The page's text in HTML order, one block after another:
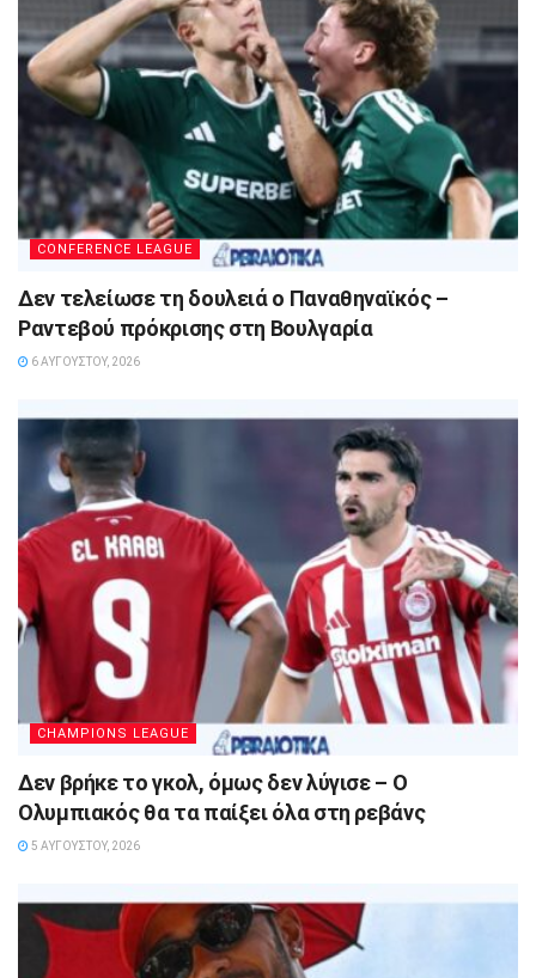
CONFERENCE LEAGUE
Δεν τελείωσε τη δουλειά ο Παναθηναϊκός –
Ραντεβού πρόκρισης στη Βουλγαρία
6 ΑΥΓΟΎΣΤΟΥ, 2026
CHAMPIONS LEAGUE
Δεν βρήκε το γκολ, όμως δεν λύγισε – Ο
Ολυμπιακός θα τα παίξει όλα στη ρεβάνς
5 ΑΥΓΟΎΣΤΟΥ, 2026